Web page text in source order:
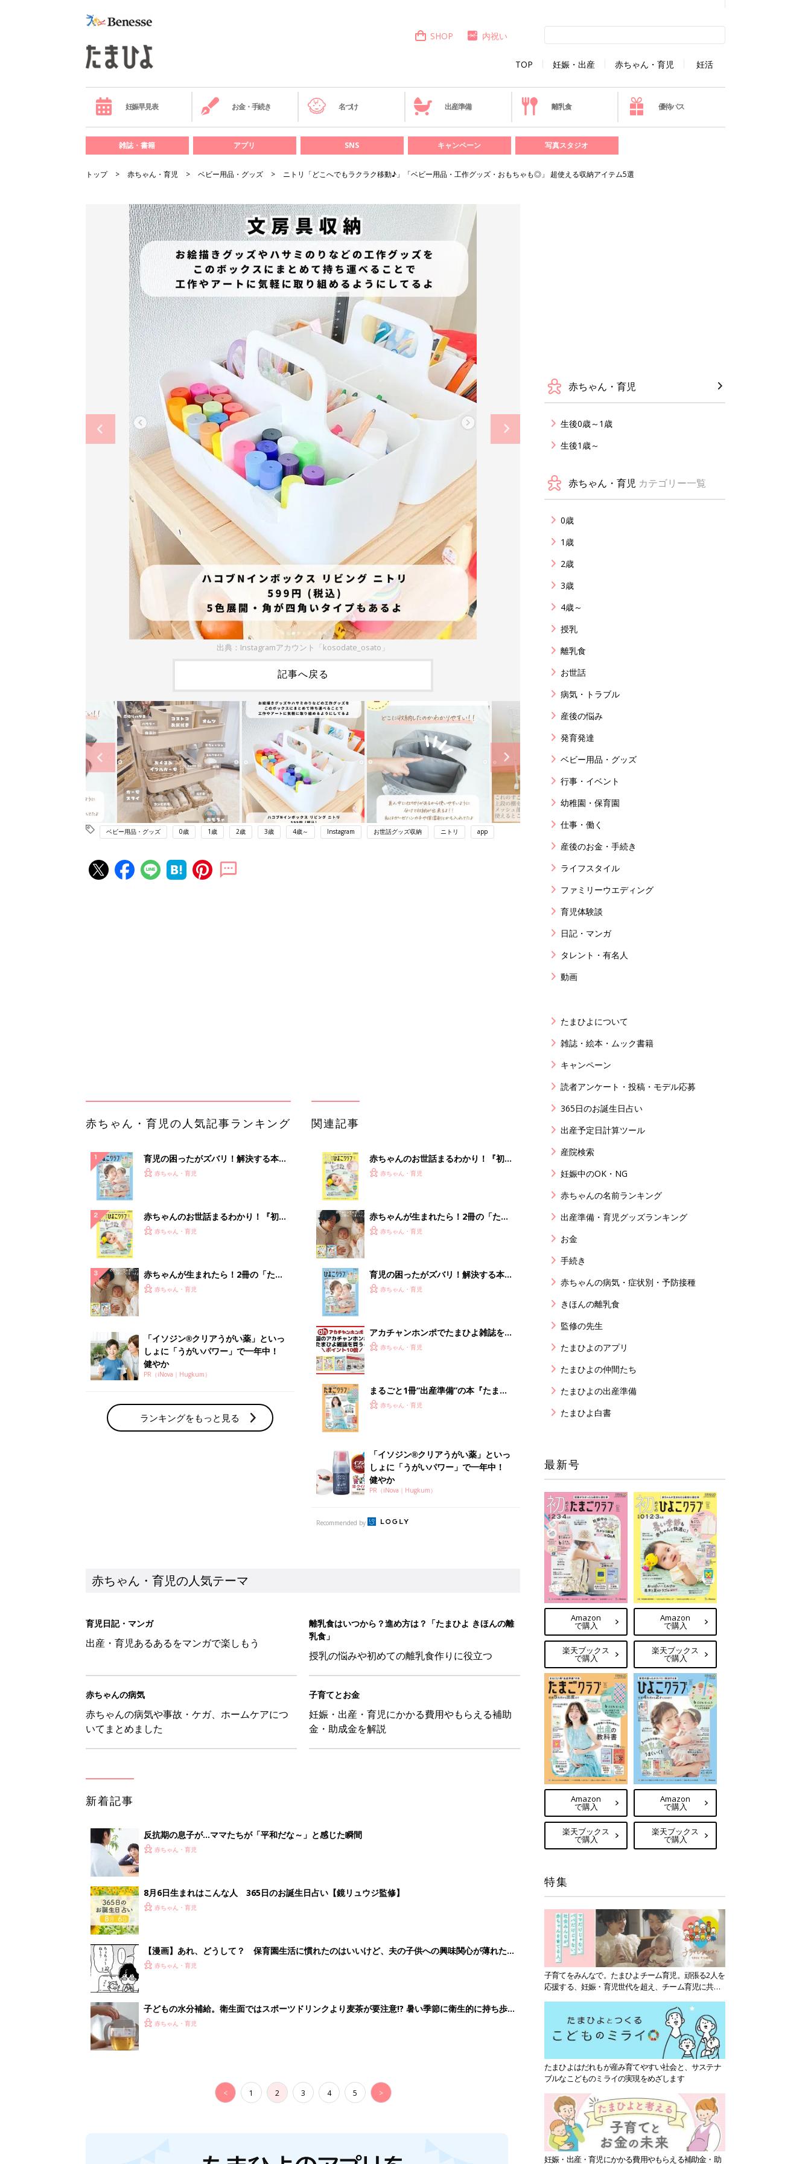
TOP 妊娠・出産 赤ちゃん・育児 妊活
SHOP 内祝い
妊娠早見表 お金・手続き 名づけ 出産準備 離乳食 優待パス
雑誌・書籍 アプリ SNS キャンペーン 写真スタジオ
トップ 赤ちゃん・育児 ベビー用品・グッズ ニトリ「どこへでもラクラク移動♪」「ベビー用品・工作グッズ・おもちゃも◎」 超使える収納アイテム5選
出典：Instagramアカウント「kosodate_osato」
記事へ戻る
ベビー用品・グッズ 0歳 1歳 2歳 3歳 4歳～ Instagram お世話グッズ収納 ニトリ app
しょに「うがいパワー」で一年中！
健やか
PR（iNova｜Hugkum）
ランキングをもっと見る
夫婦で予習する 出産の教科書
しょに「うがいパワー」で一年中！
健やか
PR（iNova｜Hugkum）
赤ちゃん・育児の人気テーマ
育児日記・マンガ
離乳食はいつから？進め方は？「たまひよ きほんの離
授乳の悩みや初めての離乳食作りに役立つ
子育てとお金
妊娠・出産・育児にかかる費用やもらえる補助
金・助成金を解説
反抗期の息子が...ママたちが「平和だな～」と感じた瞬間
赤ちゃん・育児
8月6日生まれはこんな人 365日のお誕生日占い【鏡リュウジ監修】
赤ちゃん・育児
【漫画】あれ、どうして？ 保育園生活に慣れたのはいいけど、夫の子供への興味関心が薄れた気
< 1 2 3 4 5 >
赤ちゃん・育児
生後0歳～1歳
生後1歳～
赤ちゃん・育児 カテゴリー一覧
0歳
1歳
2歳
3歳
4歳～
授乳
離乳食
お世話
病気・トラブル
産後の悩み
発育発達
ベビー用品・グッズ
行事・イベント
幼稚園・保育園
仕事・働く
産後のお金・手続き
ライフスタイル
ファミリーウエディング
育児体験談
日記・マンガ
タレント・有名人
動画
たまひよについて
雑誌・絵本・ムック書籍
キャンペーン
読者アンケート・投稿・モデル応募
365日のお誕生日占い
出産予定日計算ツール
産院検索
妊娠中のOK・NG
赤ちゃんの名前ランキング
出産準備・育児グッズランキング
お金
手続き
赤ちゃんの病気・症状別・予防接種
きほんの離乳食
監修の先生
たまひよのアプリ
たまひよの仲間たち
たまひよの出産準備
たまひよ白書
最新号
Amazon
で購入
楽天ブックス
で購入
Amazon
で購入
楽天ブックス
で購入
Amazon
で購入
楽天ブックス
で購入
Amazon
で購入
楽天ブックス
で購入
特集
子育てをみんなで。たまひよチーム育児。頑張る2人を
応援する、妊娠・育児世代を超え、チーム育児に共感
たまひよはだれもが産み育てやすい社会と、サステナ
ブルなこどものミライの実現をめざします
妊娠・出産・育児にかかる費用やもらえる補助金・助